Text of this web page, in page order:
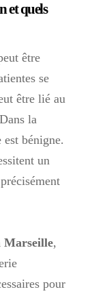
et quels
être
se
être lié au
la
bénigne.
un
Marseille,
pour